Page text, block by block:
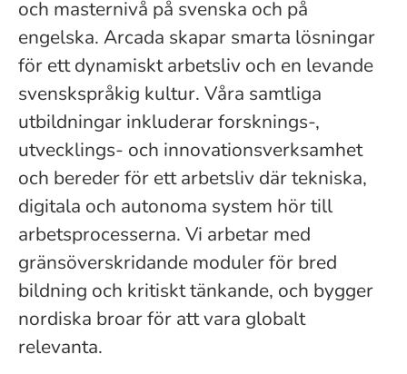
och masternivå på svenska och på
engelska. Arcada skapar smarta lösningar
för ett dynamiskt arbetsliv och en levande
svenskspråkig kultur. Våra samtliga
utbildningar inkluderar forsknings-,
utvecklings- och innovationsverksamhet
och bereder för ett arbetsliv där tekniska,
digitala och autonoma system hör till
arbetsprocesserna. Vi arbetar med
gränsöverskridande moduler för bred
bildning och kritiskt tänkande, och bygger
nordiska broar för att vara globalt
relevanta.